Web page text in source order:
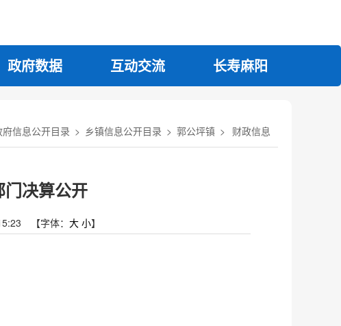
政府数据 互动交流 长寿麻阳
府信息公开目录 > 乡镇信息公开目录 > 郭公坪镇 > 财政信息
决算公开
【字体： 大 小】